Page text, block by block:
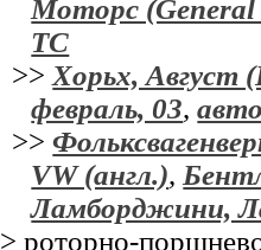
Моторс
ТС
>> Хорьх, Август
февраль, 03,
>>
VW (англ.),
Ламборджини,
> роторно-